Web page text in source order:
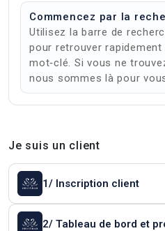
Commencez par la
Utilisez la barre de
pour retrouver
mot‑clé. Si vous ne
nous sommes là pour
Je suis un client
1/ Inscription client
2/